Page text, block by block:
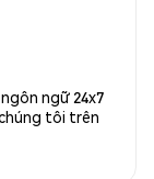
ngữ 24x7
tôi trên